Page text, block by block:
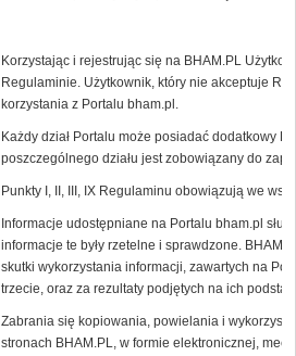
Korzystając i rejestrując się na BHAM.PL
Regulaminie. Użytkownik, który nie akceptuje
korzystania z Portalu bham.pl.
Każdy dział Portalu może posiadać dodatkowy
poszczególnego działu jest zobowiązany do
Punkty I, II, III, IX Regulaminu obowiązują we
Informacje udostępniane na Portalu bham.pl
informacje te były rzetelne i sprawdzone.
skutki wykorzystania informacji, zawartych na
trzecie, oraz za rezultaty podjętych na ich
Zabrania się kopiowania, powielania i
stronach BHAM.PL, w formie elektronicznej,